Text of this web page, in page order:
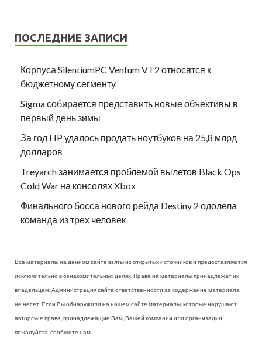
ПОСЛЕДНИЕ ЗАПИСИ
Корпуса SilentiumPC Ventum VT2 относятся к
бюджетному сегменту
Sigma собирается представить новые объективы в
первый день зимы
За год HP удалось продать ноутбуков на 25,8 млрд
долларов
Treyarch занимается проблемой вылетов Black Ops
Cold War на консолях Xbox
Финального босса нового рейда Destiny 2 одолела
команда из трех человек
Все материалы на данном сайте взяты из открытых источников и предоставляются
исключительно в ознакомительных целях. Права на материалы принадлежат их
владельцам. Администрация сайта ответственности за содержание материала
не несет. Если Вы обнаружили на нашем сайте материалы, которые нарушают
авторские права, принадлежащие Вам, Вашей компании или организации,
пожалуйста, сообщите нам.